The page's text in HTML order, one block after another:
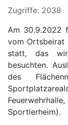
Zugriffe: 2038
Am 30.9.2022
vom Ortsbeirat
statt, das
besuchten.
des
Sportlerheim).